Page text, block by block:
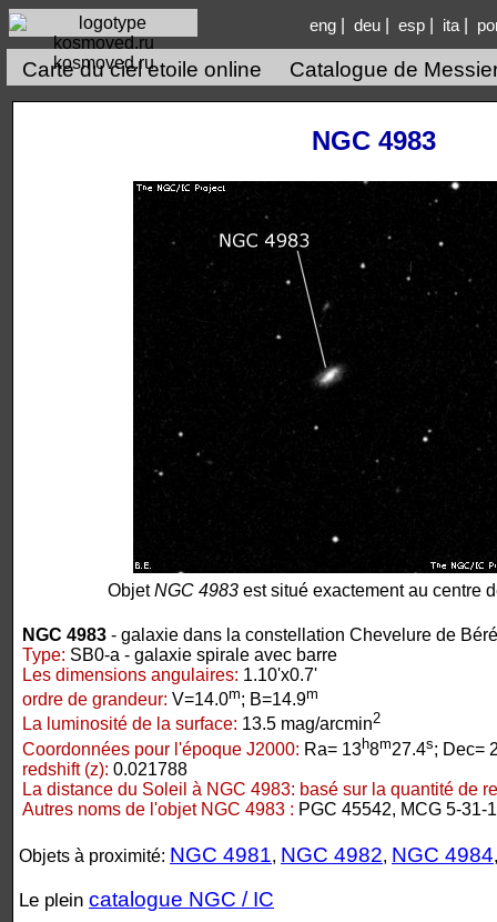
kosmoved.ru
eng| deu| esp| ita|
Carte du ciel etoile online Catalogue de
NGC 4983
ObjetNGC 4983est situé exactement au centre
NGC 4983 - galaxie dans la constellation Chevelure de
Type: SB0-a - galaxie spirale avec barre
Les dimensions angulaires: 1.10'x0.7'
ordre de grandeur: V=14.0m; B=14.9m
La luminosité de la surface: 13.5 mag/arcmin2
Coordonnées pour l'époque J2000: Ra= 13h8m27.4s; Dec=
redshift (z): 0.021788
La distance du Soleil à NGC 4983: basé sur la quantité de
Autres noms de l'objet NGC 4983 : PGC 45542, MCG 5-31-
Objets à proximité: NGC 4981, NGC 4982, NGC 4984
Le plein catalogue NGC / IC